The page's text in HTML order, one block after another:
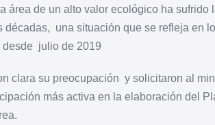
área de un alto valor ecológico ha sufrido
décadas, una situación que se refleja en
desde julio de 2019
clara su preocupación y solicitaron al
más activa en la elaboración del